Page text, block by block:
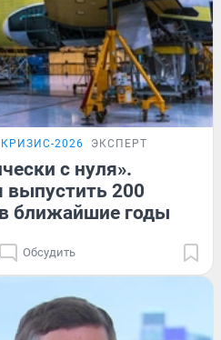
КРИЗИС-2026 ЭКСПЕРТ
с нуля».
200
ближайшие годы
Обсудить